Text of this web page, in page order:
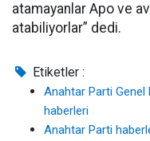
atamayanlar Apo ve
atabiliyorlar” dedi.
Etiketler :
Anahtar Parti Genel
haberleri
Anahtar Parti